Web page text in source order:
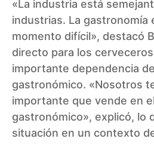
«La industria está
industrias. La gastronomía
momento difícil», destacó
directo para los
importante dependencia
gastronómico. «Nosotros
importante que vende en
gastronómico», explicó, lo
situación en un contexto